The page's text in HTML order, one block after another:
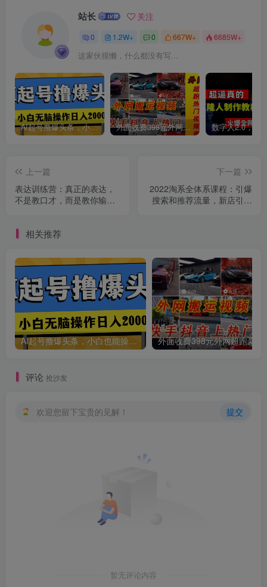
站长 关注
0 1.2W+ 0 667W+ 6685W+
这家伙很懒，什么都没有写...
AI起号撸爆头条，小白也能操作，日入2000+ 外面收费398元外网超跑豪车汽车视频搬运至快手抖音上热门项目
上一篇
表达训练营：真正的表达，
不是教口才，而是教你输出
下一篇
2022淘系全体系课程：引爆
搜索和推荐流量，新店引爆
相关推荐
AI起号撸爆头条，小白也能操作，日入2000+
评论 抢沙发
欢迎您留下宝贵的见解！ 提交
暂无评论内容